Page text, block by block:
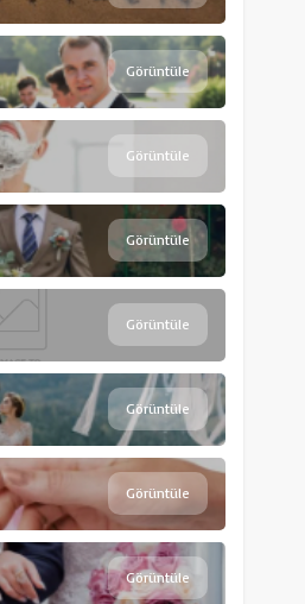
Görüntüle
Görüntüle
Görüntüle
Görüntüle
Görüntüle
Görüntüle
Görüntüle